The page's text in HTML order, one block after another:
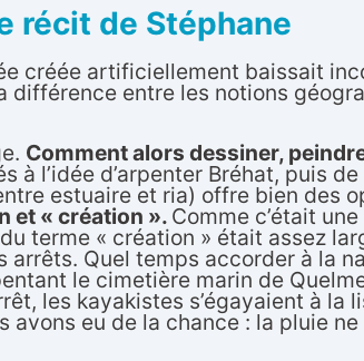
récit de Stéphane
créée artificiellement baissait
entre les notions
Comment alors dessiner,
à l’idée d’arpenter Bréhat, puis
estuaire et ria) offre bien des
et « création ». Comme c’était
terme « création » était assez
Quel temps accorder à la
le cimetière marin de
les kayakistes s’égayaient à la
avons eu de la chance : la pluie